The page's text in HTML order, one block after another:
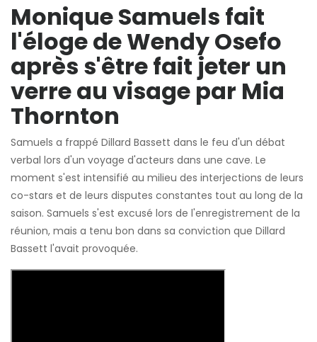
Monique Samuels fait
l'éloge de Wendy Osefo
après s'être fait jeter un
verre au visage par Mia
Thornton
Samuels a frappé Dillard Bassett dans le feu d'un débat
verbal lors d'un voyage d'acteurs dans une cave. Le
moment s'est intensifié au milieu des interjections de leurs
co-stars et de leurs disputes constantes tout au long de la
saison. Samuels s'est excusé lors de l'enregistrement de la
réunion, mais a tenu bon dans sa conviction que Dillard
Bassett l'avait provoquée.